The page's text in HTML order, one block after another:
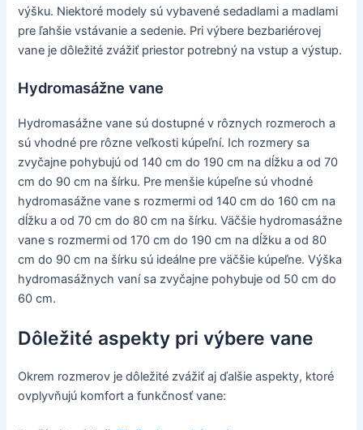
výšku. Niektoré modely sú vybavené sedadlami a madlami
pre ľahšie vstávanie a sedenie. Pri výbere bezbariérovej
vane je dôležité zvážiť priestor potrebný na vstup a výstup.
Hydromasážne vane
Hydromasážne vane sú dostupné v rôznych rozmeroch a
sú vhodné pre rôzne veľkosti kúpeľní. Ich rozmery sa
zvyčajne pohybujú od 140 cm do 190 cm na dĺžku a od 70
cm do 90 cm na šírku. Pre menšie kúpeľne sú vhodné
hydromasážne vane s rozmermi od 140 cm do 160 cm na
dĺžku a od 70 cm do 80 cm na šírku. Väčšie hydromasážne
vane s rozmermi od 170 cm do 190 cm na dĺžku a od 80
cm do 90 cm na šírku sú ideálne pre väčšie kúpeľne. Výška
hydromasážnych vaní sa zvyčajne pohybuje od 50 cm do
60 cm.
Dôležité aspekty pri výbere vane
Okrem rozmerov je dôležité zvážiť aj ďalšie aspekty, ktoré
ovplyvňujú komfort a funkčnosť vane: